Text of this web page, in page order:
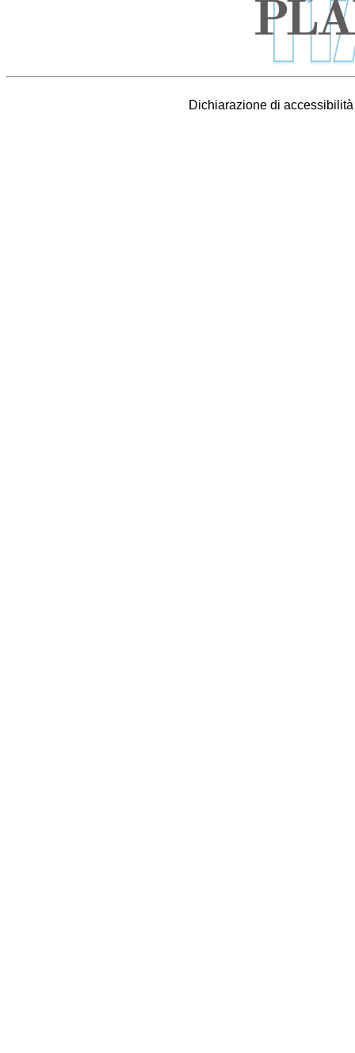
Dichiarazione di